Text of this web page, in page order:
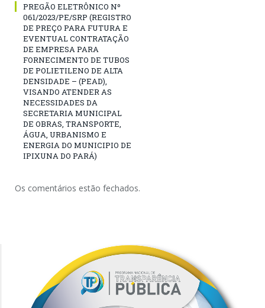
PREGÃO ELETRÔNICO Nº
061/2023/PE/SRP (REGISTRO
DE PREÇO PARA FUTURA E
EVENTUAL CONTRATAÇÃO
DE EMPRESA PARA
FORNECIMENTO DE TUBOS
DE POLIETILENO DE ALTA
DENSIDADE – (PEAD),
VISANDO ATENDER AS
NECESSIDADES DA
SECRETARIA MUNICIPAL
DE OBRAS, TRANSPORTE,
ÁGUA, URBANISMO E
ENERGIA DO MUNICIPIO DE
IPIXUNA DO PARÁ)
Os comentários estão fechados.